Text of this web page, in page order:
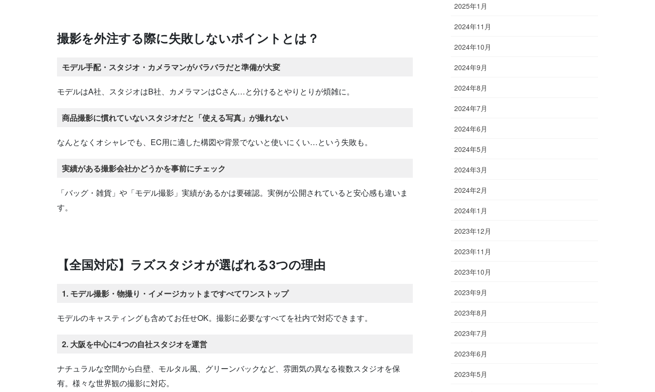
撮影を外注する際に失敗しないポイントとは？
モデル手配・スタジオ・カメラマンがバラバラだと準備が大変
モデルはA社、スタジオはB社、カメラマンはCさん…と分けるとやりとりが煩雑に。
商品撮影に慣れていないスタジオだと「使える写真」が撮れない
なんとなくオシャレでも、EC用に適した構図や背景でないと使いにくい…という失敗も。
実績がある撮影会社かどうかを事前にチェック
「バッグ・雑貨」や「モデル撮影」実績があるかは要確認。実例が公開されていると安心感も違いま
す。
【全国対応】ラズスタジオが選ばれる3つの理由
1. モデル撮影・物撮り・イメージカットまですべてワンストップ
モデルのキャスティングも含めてお任せOK。撮影に必要なすべてを社内で対応できます。
2. 大阪を中心に4つの自社スタジオを運営
ナチュラルな空間から白壁、モルタル風、グリーンバックなど、雰囲気の異なる複数スタジオを保
有。様々な世界観の撮影に対応。
2025年1月
2024年11月
2024年10月
2024年9月
2024年8月
2024年7月
2024年6月
2024年5月
2024年3月
2024年2月
2024年1月
2023年12月
2023年11月
2023年10月
2023年9月
2023年8月
2023年7月
2023年6月
2023年5月